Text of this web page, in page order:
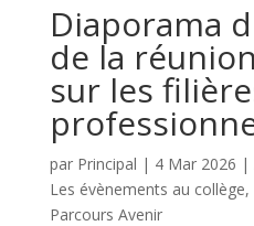
Diaporama
de la
sur les
par Principal | 4 Mar 2026 |
Les évènements au collège,
Parcours Avenir